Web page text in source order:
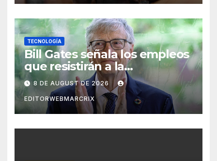
TECNOLOGÍA
Bill Gates señala los empleos
que resistirán a la
inteligencia artificial
8 DE AUGUST DE 2026
EDITORWEBMARCRIX